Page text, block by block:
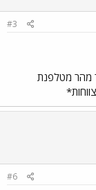
#3
מטלפנת
#6